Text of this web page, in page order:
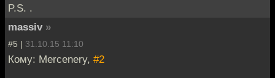
P.S. .
massiv »
#5 | 31.10.15 11:10
Кому: Mercenery, #2